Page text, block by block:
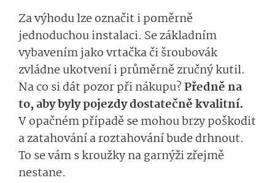
Za výhodu lze označit i poměrně
jednoduchou instalaci. Se základním
vybavením jako vrtačka či šroubovák
zvládne ukotvení i průměrně zručný kutil.
Na co si dát pozor při nákupu?Předně na
to, aby byly pojezdy dostatečně kvalitní.
V opačném případě se mohou brzy poškodit
a zatahování a roztahování bude drhnout.
To se vám s kroužky na garnýži zřejmě
nestane.